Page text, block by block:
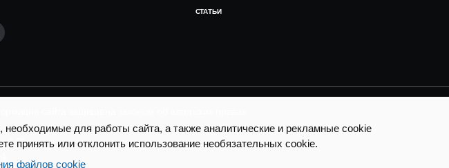
СТАТЬИ
Plus
для работы сайта, а также аналитические и рекламные cookie
принять или отклонить использование необязательных cookie.
файлов cookie